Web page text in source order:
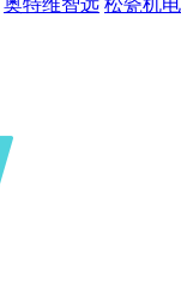
奥特维智远 松瓷机电